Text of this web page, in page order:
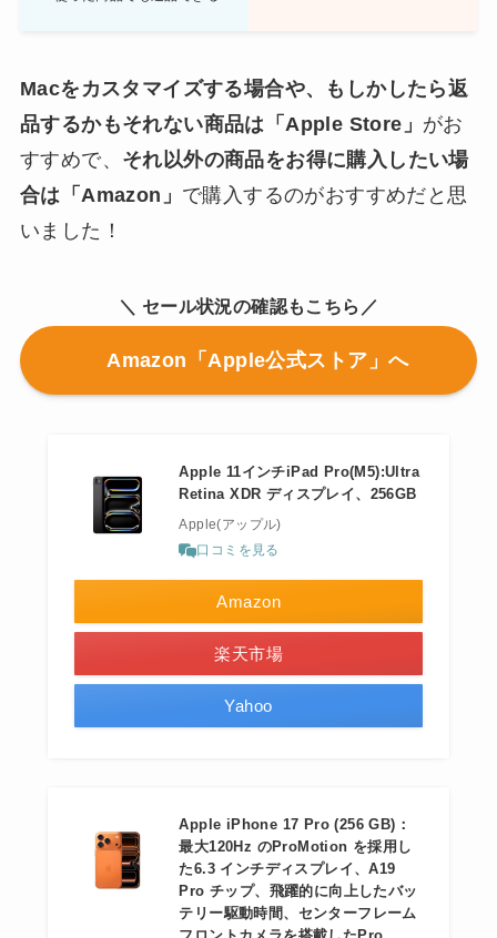
Macをカスタマイズする場合や、もしかしたら返
品するかもそれない商品は「Apple Store」 がお
すすめで、 それ以外の商品をお得に購入したい場
合は「Amazon」 で購入するのがおすすめだと思
いました！
＼ セール状況の確認もこちら／
Amazon「Apple公式ストア」へ
Apple 11インチiPad Pro(M5):Ultra
Retina XDR ディスプレイ、256GB
Apple(アップル)
口コミを見る
Amazon
楽天市場
Yahoo
Apple iPhone 17 Pro (256 GB)：
最大120Hz のProMotion を採用し
た6.3 インチディスプレイ、A19
Pro チップ、飛躍的に向上したバッ
テリー駆動時間、センターフレーム